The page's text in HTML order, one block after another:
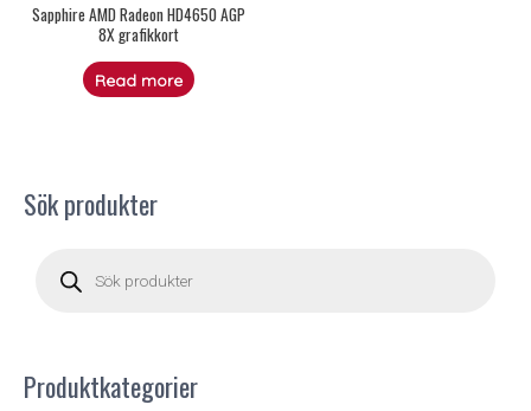
Sök produkter
e
a
Produktkategorier
Sapphire AMD Radeon HD4650 AGP
8X grafikkort
Read more